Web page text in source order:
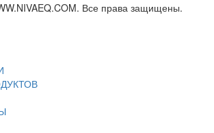
Все права защищены.